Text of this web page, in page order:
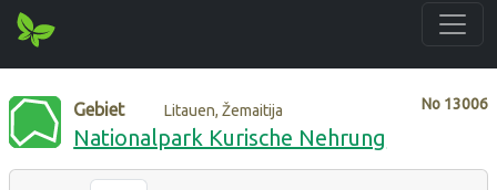
No 13006
Gebiet Litauen, Žemaitija
Nationalpark Kurische Nehrung